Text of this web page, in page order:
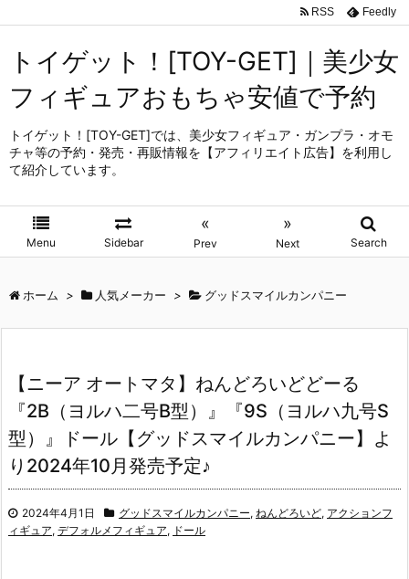
トイゲット！[TOY-GET]｜美少女
フィギュアおもちゃ安値で予約
トイゲット！[TOY-GET]では、美少女フィギュア・ガンプラ・オモ
チャ等の予約・発売・再販情報を【アフィリエイト広告】を利用し
て紹介しています。
Menu Sidebar
«
Prev
»
Next Search
RSS Feedly
ホーム > 人気メーカー > グッドスマイルカンパニー
【ニーア オートマタ】ねんどろいどどーる
『2B（ヨルハ二号B型）』『9S（ヨルハ九号S
型）』ドール【グッドスマイルカンパニー】よ
り2024年10月発売予定♪
2024年4月1日 グッドスマイルカンパニー, ねんどろいど, アクションフ
ィギュア, デフォルメフィギュア, ドール